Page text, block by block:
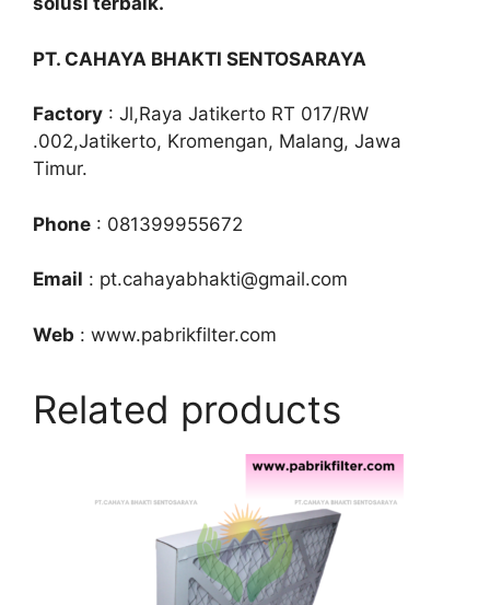
PT. CAHAYA BHAKTI SENTOSARAYA
Factory : Jl,Raya Jatikerto RT 017/RW
.002,Jatikerto, Kromengan, Malang, Jawa
Timur.
Phone : 081399955672
Email : pt.cahayabhakti@gmail.com
Web : www.pabrikfilter.com
Related products